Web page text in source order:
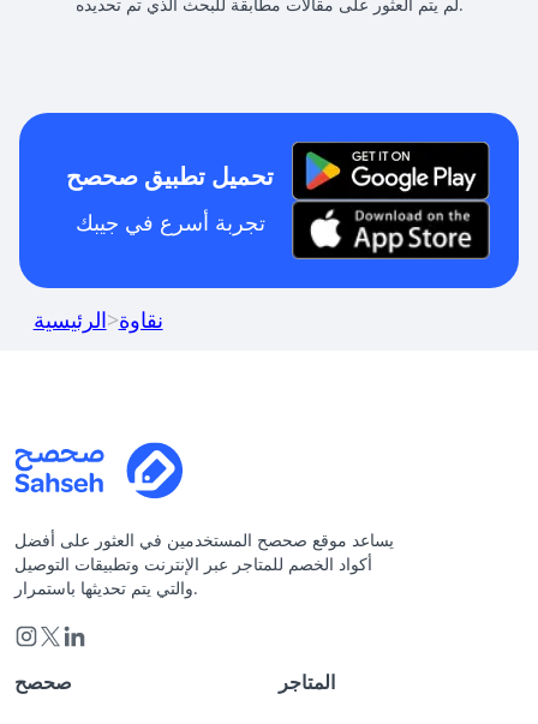
تحميل تطبيق صحصح
تجربة أسرع في جيبك
الرئيسية>نقاوة
يساعد موقع صحصح المستخدمين في العثور على أفضل
أكواد الخصم للمتاجر عبر الإنترنت وتطبيقات التوصيل
والتي يتم تحديثها باستمرار.
صحصح المتاجر